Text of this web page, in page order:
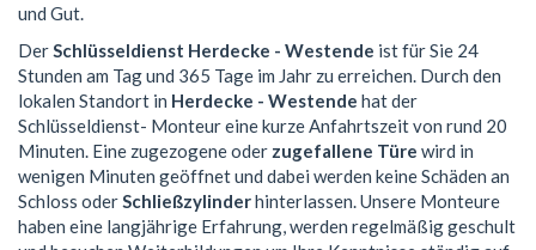
und Gut.
DerSchlüsseldienst Herdecke - Westende ist für Sie 24
Stunden am Tag und 365 Tage im Jahr zu erreichen. Durch den
lokalen Standort in Herdecke - Westende hat der
Schlüsseldienst- Monteur eine kurze Anfahrtszeit von rund 20
Minuten. Eine zugezogene oder zugefallene Türe wird in
wenigen Minuten geöffnet und dabei werden keine Schäden an
Schloss oderSchließzylinderhinterlassen. Unsere Monteure
haben eine langjährige Erfahrung, werden regelmäßig geschult